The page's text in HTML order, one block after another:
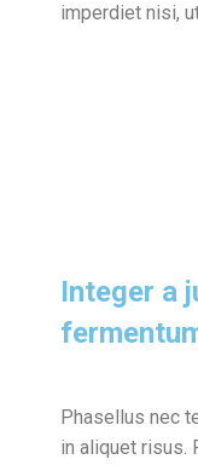
imperdiet nisi,
Integer a
Phasellus nec
in aliquet risus.